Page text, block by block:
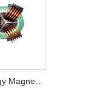
New Energy Magnetics-Komponente